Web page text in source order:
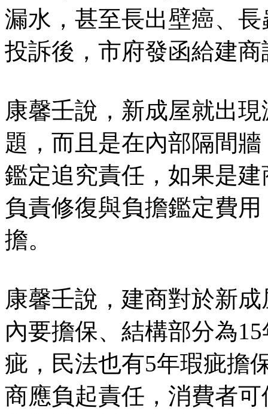
漏水，甚至長出壁癌、
投訴後，市府發函給建
康馨壬說，新成屋就出
題，而且是在內部隔間
鑑定追究責任，如果是
負責修復與負擔鑑定費
擔。
康馨壬說，建商對於新
內要擔保、結構部分為
疵，民法也有5年瑕疵擔
商應負起責任，消費者